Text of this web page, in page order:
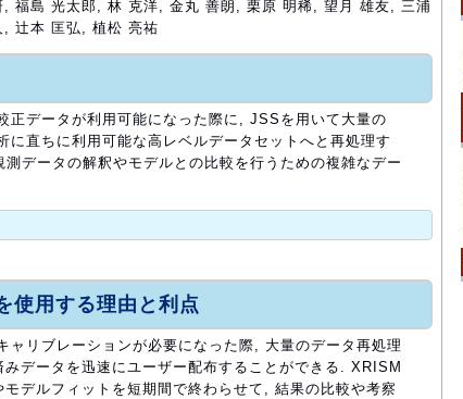
福島 光太郎, 林 克洋, 金丸 善朗, 栗原 明稀, 望月 雄友, 三浦
辻本 匡弘, 植松 亮祐
正データが利用可能になった際に, JSSを用いて大量の
直ちに利用可能な高レベルデータセットへと再処理す
データの解釈やモデルとの比較を行うための複雑なデー
使用する理由と利点
リブレーションが必要になった際, 大量のデータ再処理
データを迅速にユーザー配布することができる. XRISM
デルフィットを短期間で終わらせて, 結果の比較や考察